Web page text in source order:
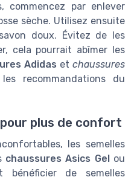
commencez par enlever
sèche. Utilisez ensuite
doux. Évitez de les
cela pourrait abîmer les
Adidas etchaussures
recommandations du
plus de confort
les semelles
chaussures Asics Gel
ou
bénéficier de semelles